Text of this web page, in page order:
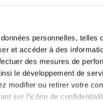
personnelles, telles
et accéder à des
des mesures de
le développement de
modifier ou retirer votre
sur l'icône de
discussion vous
Créer un